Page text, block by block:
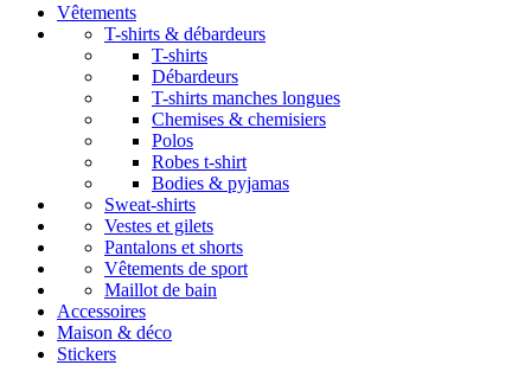
Vêtements
T-shirts & débardeurs
T-shirts
Débardeurs
T-shirts manches longues
Chemises & chemisiers
Polos
Robes t-shirt
Bodies & pyjamas
Sweat-shirts
Vestes et gilets
Pantalons et shorts
Vêtements de sport
Maillot de bain
Accessoires
Maison & déco
Stickers